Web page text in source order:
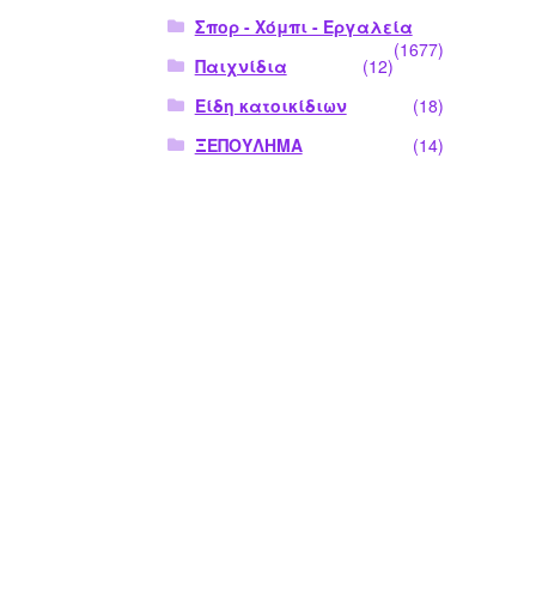
Σπορ - Χόμπι - Εργαλεία
(1677)
Παιχνίδια
(12)
Είδη κατοικίδιων
(18)
ΞΕΠΟΥΛΗΜΑ
(14)